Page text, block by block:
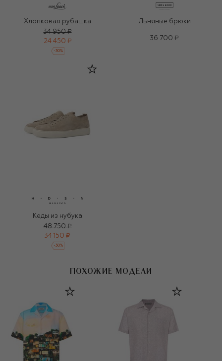
Хлопковая рубашка
34 950 ₽
24 450 ₽
-30%
Льняные брюки
36 700 ₽
Кеды из нубука
48 750 ₽
34 150 ₽
-30%
ПОХОЖИЕ МОДЕЛИ